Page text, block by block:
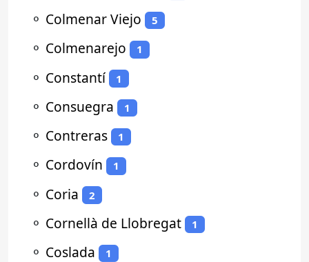
⚬ Colmenar Viejo 5
⚬ Colmenarejo 1
⚬ Constantí 1
⚬ Consuegra 1
⚬ Contreras 1
⚬ Cordovín 1
⚬ Coria 2
⚬ Cornellà de Llobregat 1
⚬ Coslada 1